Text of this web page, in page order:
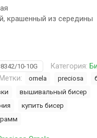
крашенный из середины
10-10G Категория:
Метки: ornela preciosa
вышивальный бисер
купить бисер